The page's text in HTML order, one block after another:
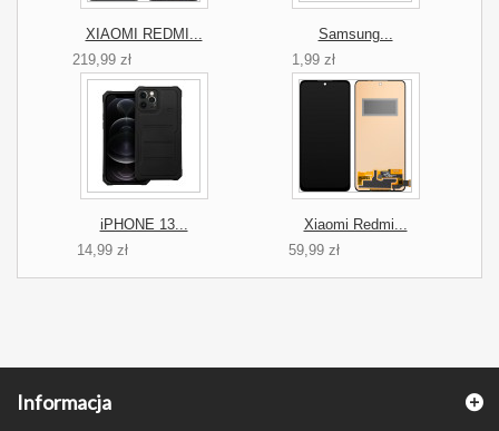
XIAOMI REDMI...
219,99 zł
Samsung...
1,99 zł
iPHONE 13...
14,99 zł
Xiaomi Redmi...
59,99 zł
Informacja